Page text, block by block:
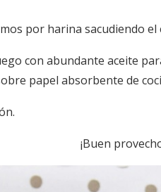
por harina sacudiendo el
con abundante aceite
papel absorbente de
¡Buen